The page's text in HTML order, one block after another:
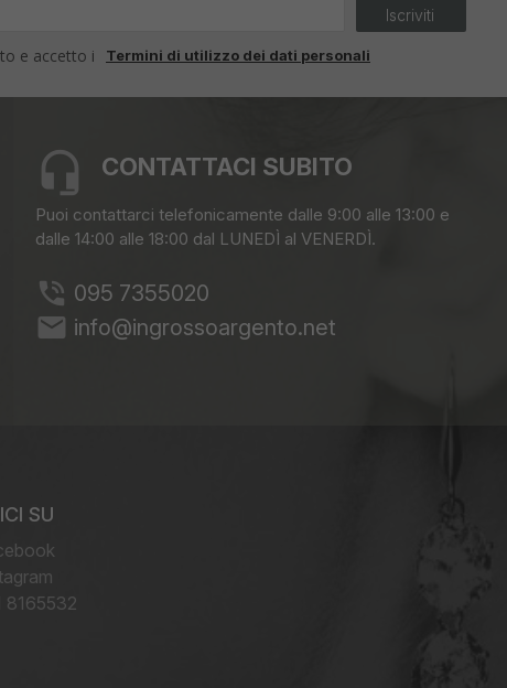
Iscriviti
e accetto i Termini di utilizzo dei dati personali
CONTATTACI SUBITO
Puoi contattarci telefonicamente dalle 9:00 alle 13:00 e
dalle 14:00 alle 18:00 dal LUNEDÌ al VENERDÌ.
095 7355020
email info@ingrossoargento.net
SU
8165532